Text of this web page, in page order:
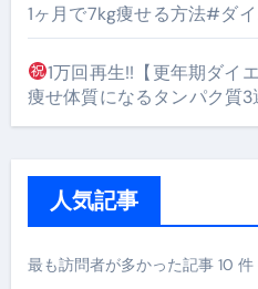
1ヶ月で7kg痩せる方法#ダ
1万回再生!!【更年期ダイ
痩せ体質になるタンパク質3
人気記事
最も訪問者が多かった記事 10